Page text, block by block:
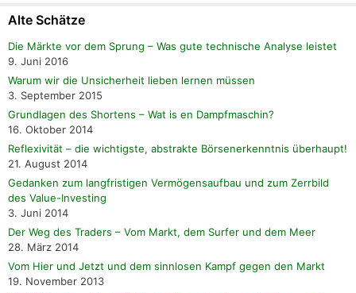
Alte Schätze
Die Märkte vor dem Sprung – Was gute technische Analyse leistet
9. Juni 2016
Warum wir die Unsicherheit lieben lernen müssen
3. September 2015
Grundlagen des Shortens – Wat is en Dampfmaschin?
16. Oktober 2014
Reflexivität – die wichtigste, abstrakte Börsenerkenntnis überhaupt!
21. August 2014
Gedanken zum langfristigen Vermögensaufbau und zum Zerrbild
des Value-Investing
3. Juni 2014
Der Weg des Traders – Vom Markt, dem Surfer und dem Meer
28. März 2014
Vom Hier und Jetzt und dem sinnlosen Kampf gegen den Markt
19. November 2013